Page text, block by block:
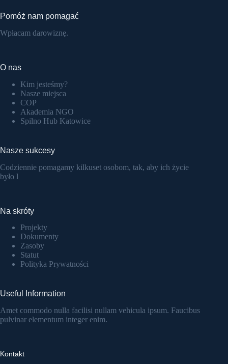
Pomóż nam pomagać
Wpłacam darowiznę.
O nas
Kim jesteśmy?
Nasze miejsca
COP
Akademia NGO
Spilno Hub Katowice
Nasze sukcesy
Codziennie pomagamy kilkuset osobom, tak, aby ich życie
było l
Na skróty
Projekty
Dokumenty
Zasoby
Statut
Polityka Prywatności
Useful Information
Amet commodo nulla facilisi nullam vehicula ipsum. Faucibus
pulvinar elementum integer enim.
Kontakt